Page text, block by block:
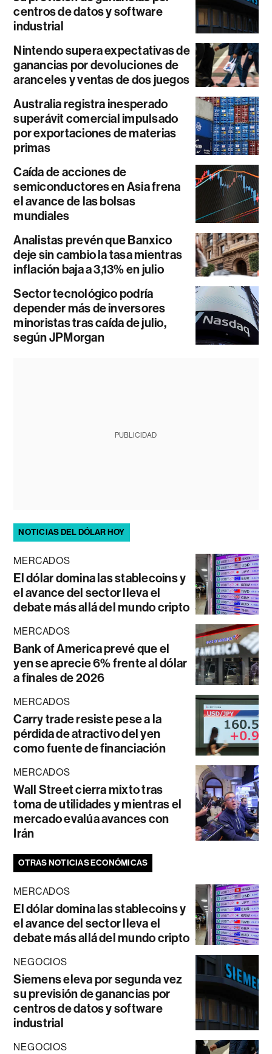
centros de datos y software
industrial
Nintendo supera expectativas de
ganancias por devoluciones de
aranceles y ventas de dos juegos
Australia registra inesperado
superávit comercial impulsado
por exportaciones de materias
primas
Caída de acciones de
semiconductores en Asia frena
el avance de las bolsas
mundiales
Analistas prevén que Banxico
deje sin cambio la tasa mientras
inflación baja a 3,13% en julio
Sector tecnológico podría
depender más de inversores
minoristas tras caída de julio,
según JPMorgan
PUBLICIDAD
NOTICIAS DEL DÓLAR HOY
MERCADOS
El dólar domina las stablecoins y
el avance del sector lleva el
debate más allá del mundo cripto
MERCADOS
Bank of America prevé que el
yen se aprecie 6% frente al dólar
a finales de 2026
MERCADOS
Carry trade resiste pese a la
pérdida de atractivo del yen
como fuente de financiación
MERCADOS
Wall Street cierra mixto tras
toma de utilidades y mientras el
mercado evalúa avances con
Irán
OTRAS NOTICIAS ECONÓMICAS
MERCADOS
El dólar domina las stablecoins y
el avance del sector lleva el
debate más allá del mundo cripto
NEGOCIOS
Siemens eleva por segunda vez
su previsión de ganancias por
centros de datos y software
industrial
NEGOCIOS